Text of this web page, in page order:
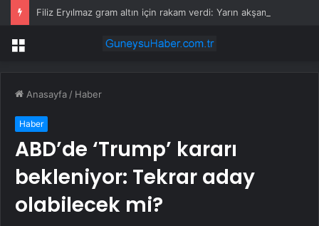
Menü
Anasayfa / Haber
Haber
ABD’de ‘Trump’ kararı
bekleniyor: Tekrar aday
olabilecek mi?